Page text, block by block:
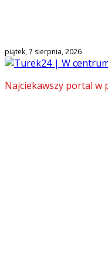
piątek, 7 sierpnia, 2026
Najciekawszy portal w